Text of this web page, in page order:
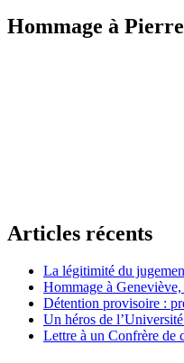
Hommage à
Articles récents
La légitimité du
Hommage à
Détention provisoire :
Un héros de
Lettre à un Confrère de